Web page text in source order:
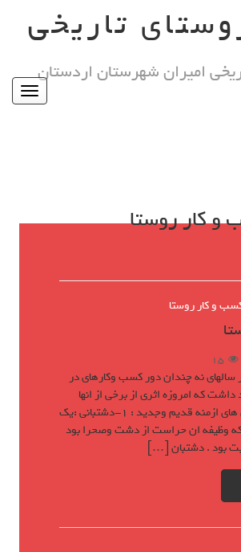
تاریخی
امیران شهرستان اردستان
Toggle
کار روستا
و کار روستا
15
نه چندان دور کسب وکارهای در
که امروزه اثری از برخی از انها
وجود ندارد. از شغل های ازمنه قدیم وجدید : 1-دشتبانی :یک
که وظیفه ان حراست از دشت وصحرا بود
بود . دشتبان […]